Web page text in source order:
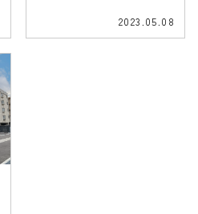
2023.05.08